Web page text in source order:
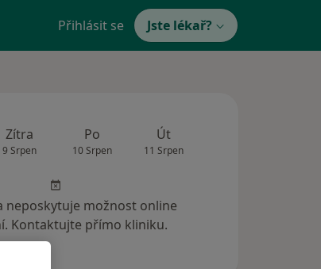
Přihlásit se Jste lékař?
Zítra
9 Srpen
Po
10 Srpen
Út
11 Srpen
neposkytuje možnost online
Kontaktujte přímo kliniku.